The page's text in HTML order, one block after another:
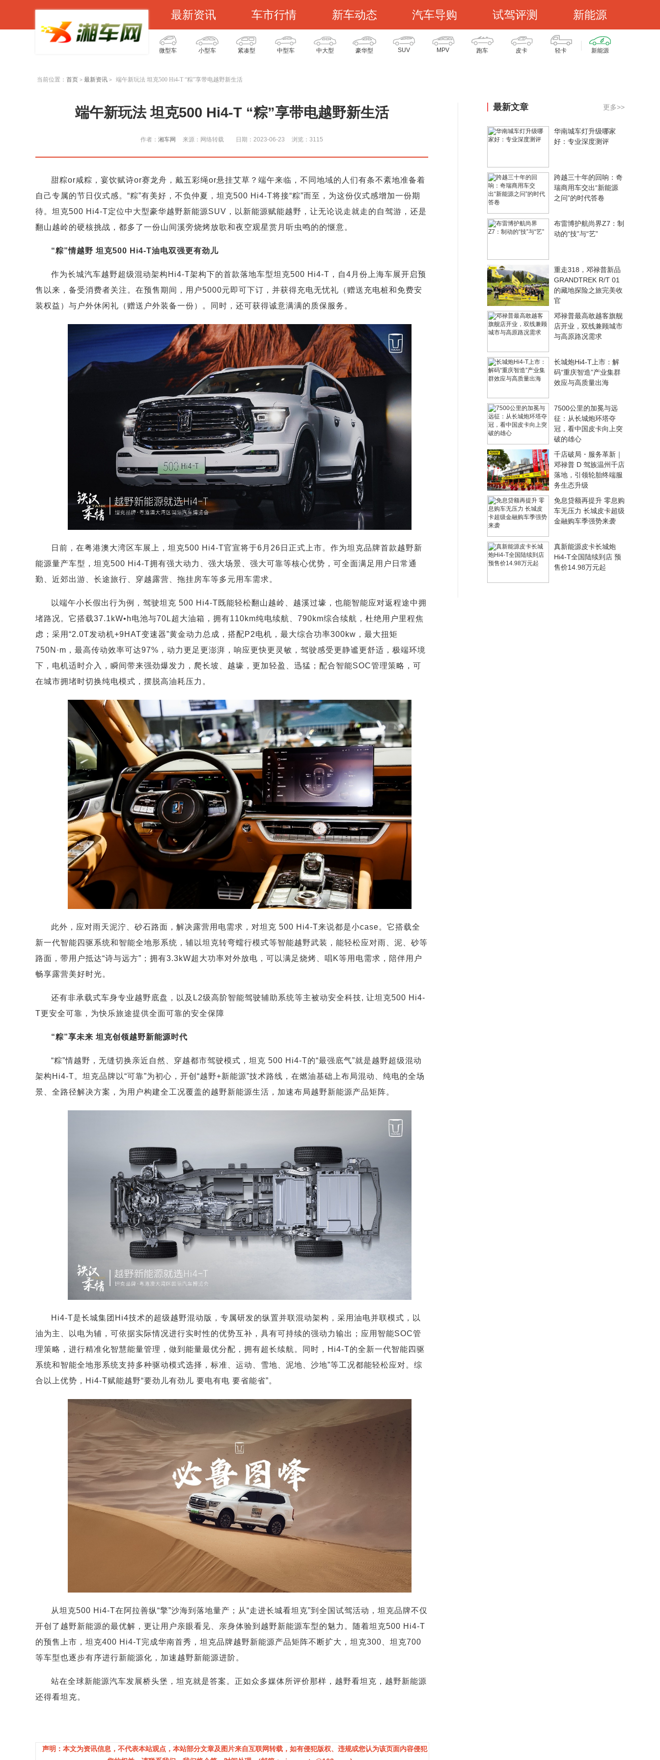
最新资讯 车市行情 新车动态 汽车导购 试驾评测 新能源
微型车 小型车 紧凑型 中型车 中大型 豪华型 SUV MPV 跑车 皮卡 轻卡 新能源
当前位置： 首页 > 最新资讯 > 端午新玩法 坦克500 Hi4-T “粽”享带电越野新生活
端午新玩法 坦克500 Hi4-T “粽”享带电越野新生活
作者： 湘车网 来源：网络转载 日期：2023-06-23 浏览：3115
甜粽or咸粽，宴饮赋诗or赛龙舟，戴五彩绳or悬挂艾草？端午来临，不同地域的人们有条不紊地准备着
自己专属的节日仪式感。“粽”有美好，不负仲夏，坦克500 Hi4-T将接“粽”而至，为这份仪式感增加一份期
待。坦克500 Hi4-T定位中大型豪华越野新能源SUV，以新能源赋能越野，让无论说走就走的自驾游，还是
翻山越岭的硬核挑战，都多了一份山间溪旁烧烤放歌和夜空观星赏月听虫鸣的的惬意。
“粽”情越野 坦克500 Hi4-T油电双强更有劲儿
作为长城汽车越野超级混动架构Hi4-T架构下的首款落地车型坦克500 Hi4-T，自4月份上海车展开启预
售以来，备受消费者关注。在预售期间，用户5000元即可下订，并获得充电无忧礼（赠送充电桩和免费安
装权益）与户外休闲礼（赠送户外装备一份）。同时，还可获得诚意满满的质保服务。
日前，在粤港澳大湾区车展上，坦克500 Hi4-T官宣将于6月26日正式上市。作为坦克品牌首款越野新
能源量产车型，坦克500 Hi4-T拥有强大动力、强大场景、强大可靠等核心优势，可全面满足用户日常通
勤、近郊出游、长途旅行、穿越露营、拖挂房车等多元用车需求。
以端午小长假出行为例，驾驶坦克 500 Hi4-T既能轻松翻山越岭、越溪过壕，也能智能应对返程途中拥
堵路况。它搭载37.1kW•h电池与70L超大油箱，拥有110km纯电续航、790km综合续航，杜绝用户里程焦
虑；采用“2.0T发动机+9HAT变速器”黄金动力总成，搭配P2电机，最大综合功率300kw，最大扭矩
750N·m，最高传动效率可达97%，动力更足更澎湃，响应更快更灵敏，驾驶感受更静谧更舒适，极端环境
下，电机适时介入，瞬间带来强劲爆发力，爬长坡、越壕，更加轻盈、迅猛；配合智能SOC管理策略，可
在城市拥堵时切换纯电模式，摆脱高油耗压力。
此外，应对雨天泥泞、砂石路面，解决露营用电需求，对坦克 500 Hi4-T来说都是小case。它搭载全
新一代智能四驱系统和智能全地形系统，辅以坦克转弯蠕行模式等智能越野武装，能轻松应对雨、泥、砂等
路面，带用户抵达“诗与远方”；拥有3.3kW超大功率对外放电，可以满足烧烤、唱K等用电需求，陪伴用户
畅享露营美好时光。
还有非承载式车身专业越野底盘，以及L2级高阶智能驾驶辅助系统等主被动安全科技, 让坦克500 Hi4-
T更安全可靠，为快乐旅途提供全面可靠的安全保障
“粽”享未来 坦克创领越野新能源时代
“粽”情越野，无缝切换亲近自然、穿越都市驾驶模式，坦克 500 Hi4-T的“最强底气”就是越野超级混动
架构Hi4-T。坦克品牌以“可靠”为初心，开创“越野+新能源”技术路线，在燃油基础上布局混动、纯电的全场
景、全路径解决方案，为用户构建全工况覆盖的越野新能源生活，加速布局越野新能源产品矩阵。
Hi4-T是长城集团Hi4技术的超级越野混动版，专属研发的纵置并联混动架构，采用油电并联模式，以
油为主、以电为辅，可依据实际情况进行实时性的优势互补，具有可持续的强动力输出；应用智能SOC管
理策略，进行精准化智慧能量管理，做到能量最优分配，拥有超长续航。同时，Hi4-T的全新一代智能四驱
系统和智能全地形系统支持多种驱动模式选择，标准、运动、雪地、泥地、沙地”等工况都能轻松应对。综
合以上优势，Hi4-T赋能越野“要劲儿有劲儿 要电有电 要省能省”。
从坦克500 Hi4-T在阿拉善纵“擎”沙海到落地量产；从“走进长城看坦克”到全国试驾活动，坦克品牌不仅
开创了越野新能源的最优解，更让用户亲眼看见、亲身体验到越野新能源车型的魅力。随着坦克500 Hi4-T
的预售上市，坦克400 Hi4-T完成华南首秀，坦克品牌越野新能源产品矩阵不断扩大，坦克300、坦克700
等车型也逐步有序进行新能源化，加速越野新能源进阶。
站在全球新能源汽车发展桥头堡，坦克就是答案。正如众多媒体所评价那样，越野看坦克，越野新能源
还得看坦克。
声明：本文为资讯信息，不代表本站观点，本站部分文章及图片来自互联网转载，如有侵犯版权、违规或您认为该页面内容侵犯
最新文章 更多>>
华南城车灯升级哪家
好：专业深度测评
跨越三十年的回响：奇
瑞商用车交出“新能源
之问”的时代答卷
布雷博护航尚界Z7：制
动的“技”与“艺”
重走318，邓禄普新品
GRANDTREK R/T 01
的藏地探险之旅完美收
官
邓禄普最高敢越客旗舰
店开业，双线兼顾城市
与高原路况需求
长城炮Hi4-T上市：解
码“重庆智造”产业集群
效应与高质量出海
7500公里的加冕与远
征：从长城炮环塔夺
冠，看中国皮卡向上突
破的雄心
千店破局・服务革新｜
邓禄普 D 驾族温州千店
落地，引领轮胎终端服
务生态升级
免息贷额再提升 零息购
车无压力 长城皮卡超级
金融购车季强势来袭
真新能源皮卡长城炮
Hi4-T全国陆续到店 预
售价14.98万元起